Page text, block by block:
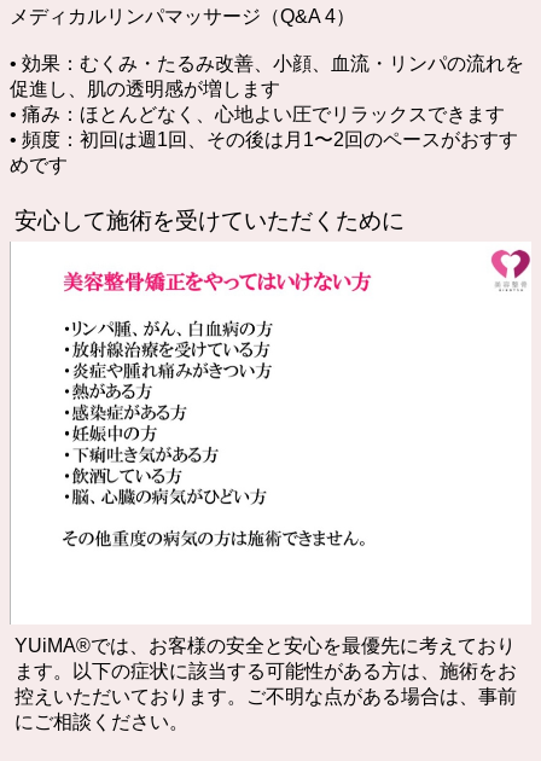
メディカルリンパマッサージ（Q&A 4）
• 効果：むくみ・たるみ改善、小顔、血流・リンパの流れを
促進し、肌の透明感が増します
• 痛み：ほとんどなく、心地よい圧でリラックスできます
• 頻度：初回は週1回、その後は月1〜2回のペースがおすす
めです
安心して施術を受けていただくために
YUiMA®︎では、お客様の安全と安心を最優先に考えており
ます。以下の症状に該当する可能性がある方は、施術をお
控えいただいております。ご不明な点がある場合は、事前
にご相談ください。